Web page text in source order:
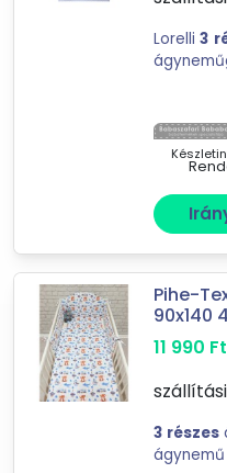
Mást is keresel?
tovább válogatok »
Lorelli3
részes
Pihe-
90x140
11 990 Ft
3 részes